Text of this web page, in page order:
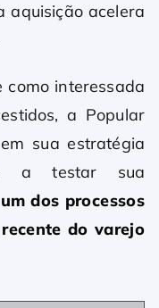
aquisição acelera
como interessada
a Popular
sua estratégia
a testar sua
dos processos
do varejo